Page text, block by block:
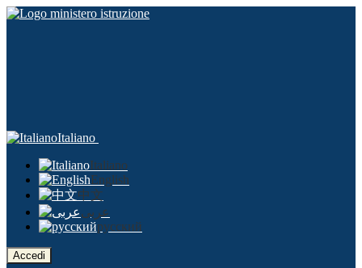
Italiano
Italiano
English
中文
عربى
русский
Accedi